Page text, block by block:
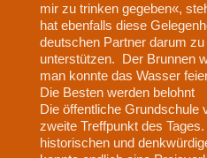
mir zu trinken gegeben«,
hat ebenfalls diese
deutschen Partner darum
unterstützen. Der Brunnen
man konnte das Wasser
Die Besten werden belohnt
Die ӧffentliche Grundschule
zweite Treffpunkt des
historischen und